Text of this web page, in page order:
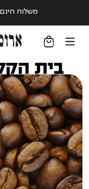
משלוח חינם
בית